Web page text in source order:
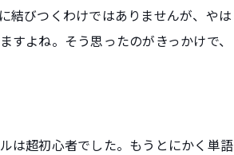
結びつくわけではありませんが、やは
よね。そう思ったのがきっかけで、
は超初心者でした。もうとにかく単語